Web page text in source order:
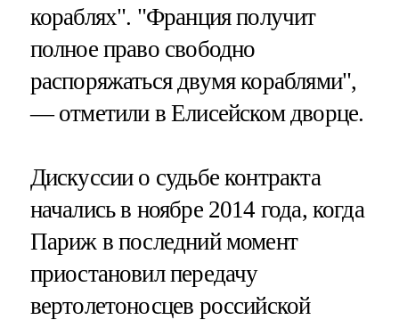
кораблях". "Франция получит
полное право свободно
распоряжаться двумя кораблями",
— отметили в Елисейском дворце.
Дискуссии о судьбе контракта
начались в ноябре 2014 года, когда
Париж в последний момент
приостановил передачу
вертолетоносцев российской